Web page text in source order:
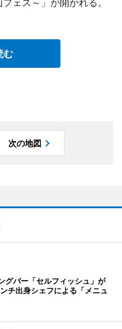
ェス～」が開かれる。
む
次の地図
グバー「セルフィッシュ」が
出身シェフによる「メニュ